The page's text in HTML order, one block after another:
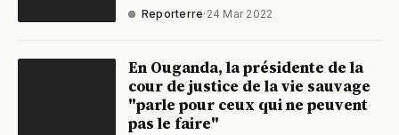
Reporterre· 24 Mar 2022
En Ouganda, la présidente de la
cour de justice de la vie sauvage
"parle pour ceux qui ne peuvent
pas le faire"